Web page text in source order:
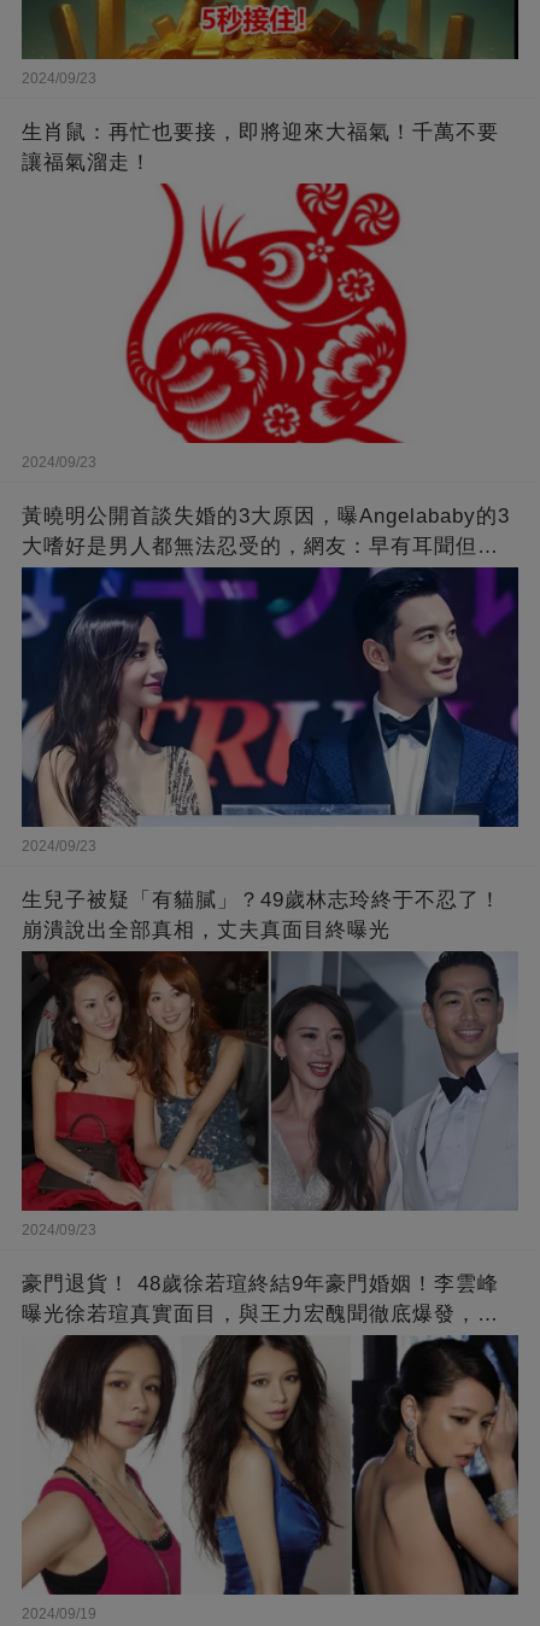
2024/09/23
生肖鼠：再忙也要接，即將迎來大福氣！千萬不要
讓福氣溜走！
2024/09/23
黃曉明公開首談失婚的3大原因，曝Angelababy的3
大嗜好是男人都無法忍受的，網友：早有耳聞但想
不到那麼嚴重！
2024/09/23
生兒子被疑「有貓膩」？49歲林志玲終于不忍了！
崩潰說出全部真相，丈夫真面目終曝光
2024/09/23
豪門退貨！ 48歲徐若瑄終結9年豪門婚姻！李雲峰
曝光徐若瑄真實面目，與王力宏醜聞徹底爆發，原
來李靚蕾說的都是真的 ！
2024/09/19